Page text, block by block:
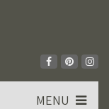
MENU